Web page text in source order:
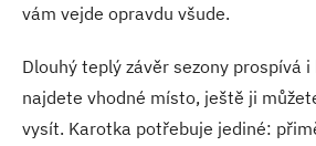
vám vejde opravdu všude.
Dlouhý teplý závěr sezony prospívá
najdete vhodné místo, ještě ji
vysít. Karotka potřebuje jediné: